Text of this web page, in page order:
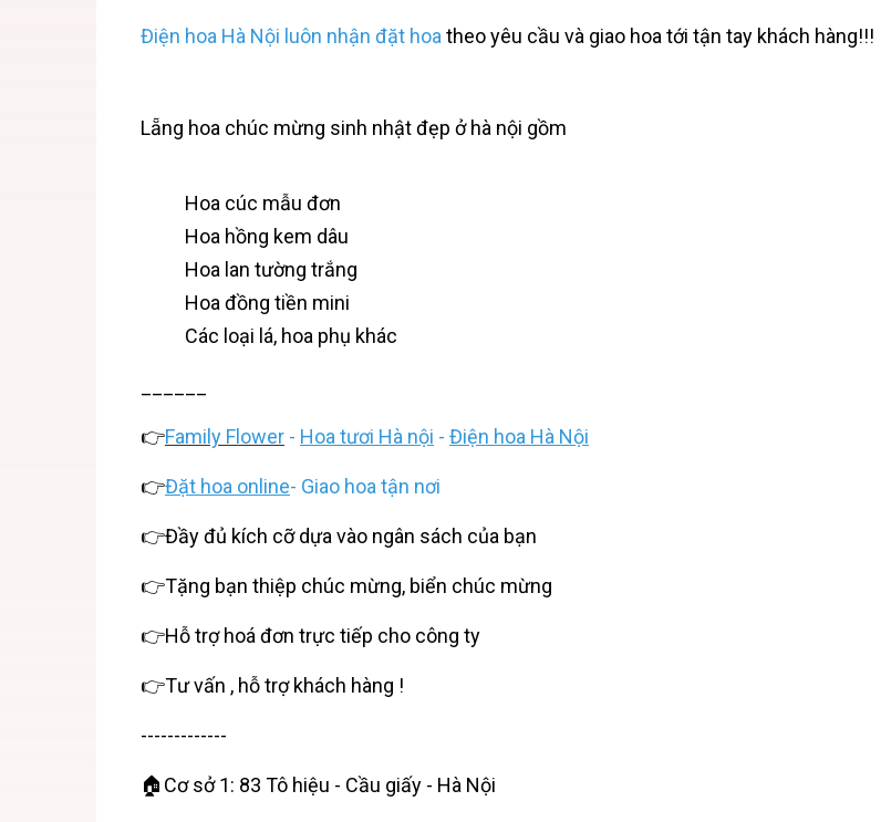
Điện hoa Hà Nội luôn nhận đặt hoatheo yêu cầu và giao hoa tới tận tay khách hàng!!!
Lẵng hoa chúc mừng sinh nhật đẹp ở hà nội gồm
Hoa cúc mẫu đơn
Hoa hồng kem dâu
Hoa lan tường trắng
Hoa đồng tiền mini
Các loại lá, hoa phụ khác
______
👉Family Flower - Hoa tươi Hà nội - Điện hoa Hà Nội
👉Đặt hoa online- Giao hoa tận nơi
👉Đầy đủ kích cỡ dựa vào ngân sách của bạn
👉Tặng bạn thiệp chúc mừng, biển chúc mừng
👉Hỗ trợ hoá đơn trực tiếp cho công ty
👉Tư vấn , hỗ trợ khách hàng !
-------------
🏠Cơ sở 1: 83 Tô hiệu - Cầu giấy - Hà Nội